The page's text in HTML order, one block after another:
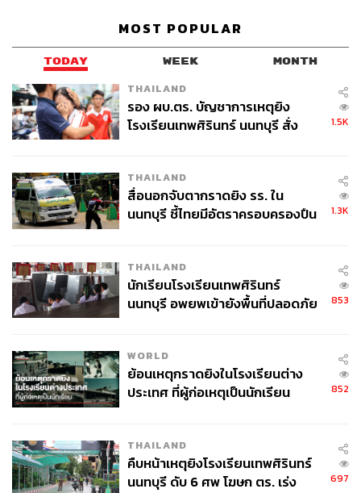
MOST POPULAR
TODAY WEEK MONTH
THAILAND
รอง ผบ.ตร. บัญชาการเหตุยิง
โรงเรียนเทพศิรินทร์ นนทบุรี สั่ง
1.5K
THAILAND
สื่อนอกจับตากราดยิง รร. ใน
นนทบุรี ชี้ไทยมีอัตราครอบครองปืน
1.3K
THAILAND
นักเรียนโรงเรียนเทพศิรินทร์
นนทบุรี อพยพเข้ายังพื้นที่ปลอดภัย
853
WORLD
ย้อนเหตุกราดยิงในโรงเรียนต่าง
ประเทศ ที่ผู้ก่อเหตุเป็นนักเรียน
852
THAILAND
คืบหน้าเหตุยิงโรงเรียนเทพศิรินทร์
นนทบุรี ดับ 6 ศพ โฆษก ตร. เร่ง
697